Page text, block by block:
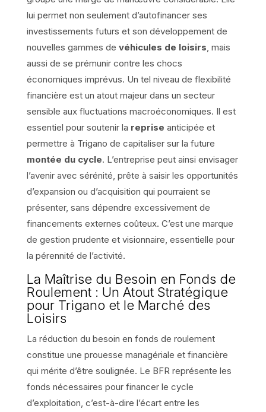
lui permet non seulement d’autofinancer ses
investissements futurs et son développement de
nouvelles gammes de véhicules de loisirs , mais
aussi de se prémunir contre les chocs
économiques imprévus. Un tel niveau de flexibilité
financière est un atout majeur dans un secteur
sensible aux fluctuations macroéconomiques. Il est
essentiel pour soutenir la reprise anticipée et
permettre à Trigano de capitaliser sur la future
montée du cycle. L’entreprise peut ainsi envisager
l’avenir avec sérénité, prête à saisir les opportunités
d’expansion ou d’acquisition qui pourraient se
présenter, sans dépendre excessivement de
financements externes coûteux. C’est une marque
de gestion prudente et visionnaire, essentielle pour
la pérennité de l’activité.
La Maîtrise du Besoin en Fonds de
Roulement : Un Atout Stratégique
pour Trigano et le Marché des
Loisirs
La réduction du besoin en fonds de roulement
constitue une prouesse managériale et financière
qui mérite d’être soulignée. Le BFR représente les
fonds nécessaires pour financer le cycle
d’exploitation, c’est-à-dire l’écart entre les